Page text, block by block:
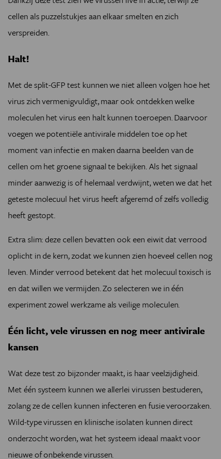
cellen als puzzelstukjes aan elkaar smelten en zich
verspreiden.
Halt!
Met de split-GFP test kunnen we niet alleen volgen hoe het
virus zich vermenigvuldigt, maar ook ontdekken welke
moleculen het virus een halt kunnen toeroepen. Daarvoor
voegen we potentiële antivirale middelen toe op het
moment van infectie en maken daarna beelden van de
cellen om het groene signaal te bekijken. Als het signaal
minder aanwezig is of helemaal verdwijnt, weten we dat het
geteste molecuul het virus heeft afgeremd of zelfs volledig
heeft gestopt.
Extra slim: deze cellen bevatten ook een eiwit dat verrood
oplicht in de kern, zodat we kunnen zien hoeveel cellen nog
leven. Minder verrood betekent dat het molecuul toxisch is
en dat willen we vermijden. Zo selecteren we in één
experiment zowel werkzame als veilige moleculen.
Één licht, vele virussen en nog meer antivirale
kansen
Wat deze test zo bijzonder maakt, is haar veelzijdigheid.
Met één systeem kunnen we allerlei virussen bestuderen,
zolang ze de cellen kunnen infecteren en fusie veroorzaken.
Wild-type virussen en klinische isolaten kunnen direct
onderzocht worden, wat het systeem ideaal maakt voor
nieuwe of onbekende virussen.